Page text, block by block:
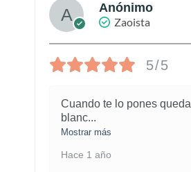
Anónimo
Zaoista
5/5
Cuando te lo pones queda
blanc...
Mostrar más
Hace 1 año